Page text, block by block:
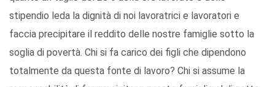
stipendio leda la dignità di noi lavoratrici e lavoratori e
faccia precipitare il reddito delle nostre famiglie sotto la
soglia di povertà. Chi si fa carico dei figli che dipendono
totalmente da questa fonte di lavoro? Chi si assume la